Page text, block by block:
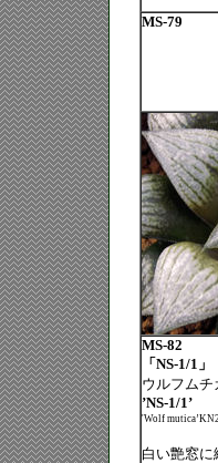
MS-79
MS-82
「NS-1/1」
ウルフム
’NS-1/1’
'Wolf mutica’KN2
白い艶窓に